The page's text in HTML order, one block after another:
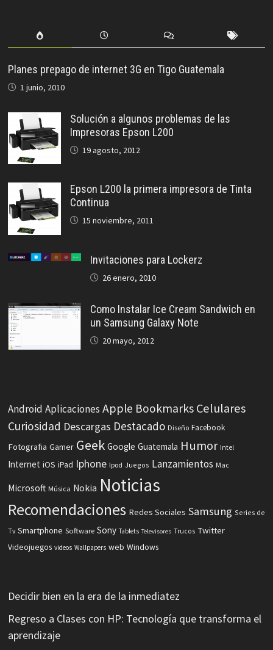
Planes prepago de internet 3G en Tigo Guatemala
1 junio, 2010
Solución a algunos problemas de las
Impresoras Epson L200
19 agosto, 2012
Epson L200 la primera impresora de Tinta
Continua
15 noviembre, 2011
Invitaciones para Lockerz
26 enero, 2010
Como Instalar Ice Cream Sandwich en
un Samsung Galaxy Note
20 mayo, 2012
Android Aplicaciones Apple Bookmarks Celulares
Curiosidad Descargas Destacado Diseño Facebook
Fotografia Gamer Geek Google Guatemala Humor Intel
Internet iOS iPad Iphone Ipod Juegos Lanzamientos Mac
Microsoft Música Nokia Noticias
Recomendaciones Redes Sociales Samsung Series de
Tv Smartphone Software Sony Tablets Televisores Trucos Twitter
Videojuegos videos Wallpapers web Windows
Decidir bien en la era de la inmediatez
Regreso a Clases con HP: Tecnología que transforma el
aprendizaje